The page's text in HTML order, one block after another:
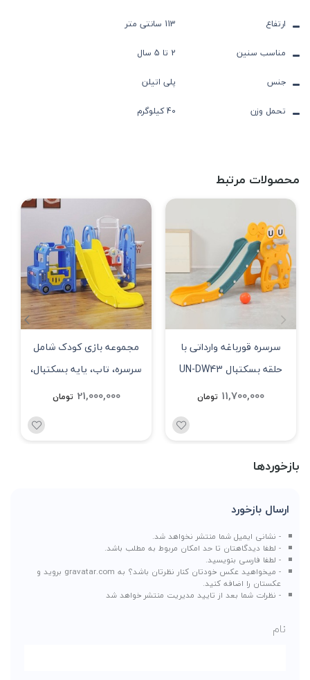
ارتفاع
113 سانتی متر
مناسب سنین
2 تا 5 سال
جنس
پلی اتیلن
تحمل وزن
40 کیلوگرم
محصولات مرتبط
سرسره قورباغه وارداتی با
حلقه بسکتبال UN-DW43
11,700,000 تومان
مجموعه بازی کودک شامل
سرسره، تاب، پایه بسکتبال،
21,000,000 تومان
بازخوردها
ارسال بازخورد
- نشانی ایمیل شما منتشر نخواهد شد.
- لطفا دیدگاهتان تا حد امکان مربوط به مطلب باشد.
- لطفا فارسی بنویسید.
- میخواهید عکس خودتان کنار نظرتان باشد؟ به gravatar.com بروید و
عکستان را اضافه کنید.
- نظرات شما بعد از تایید مدیریت منتشر خواهد شد
نام